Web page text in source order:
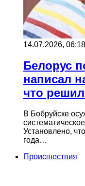
14.07.2026, 06:18
Белорус
написал
что
В Бобруйске
Установлено,
года…
Происшествия